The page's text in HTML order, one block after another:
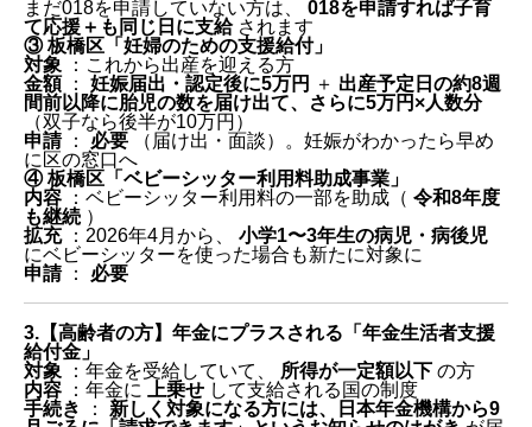
まだ018を申請していない方は、 018を申請すれば子育
て応援＋も同じ日に支給されます
③ 板橋区「妊婦のための支援給付」
対象 ：これから出産を迎える方
金額： 妊娠届出・認定後に5万円 ＋ 出産予定日の約8週
間前以降に胎児の数を届け出て、さらに5万円×人数分
（双子なら後半が10万円）
申請： 必要 （届け出・面談）。妊娠がわかったら早め
に区の窓口へ
④ 板橋区「ベビーシッター利用料助成事業」
内容 ：ベビーシッター利用料の一部を助成（ 令和8年度
も継続 ）
拡充：2026年4月から、 小学1〜3年生の病児・病後児
にベビーシッターを使った場合も新たに対象に
申請： 必要
3.【高齢者の方】年金にプラスされる「年金生活者支援
給付金」
対象 ：年金を受給していて、 所得が一定額以下 の方
内容 ：年金に 上乗せ して支給される国の制度
手続き
： 新しく対象になる方には、日本年金機構から9